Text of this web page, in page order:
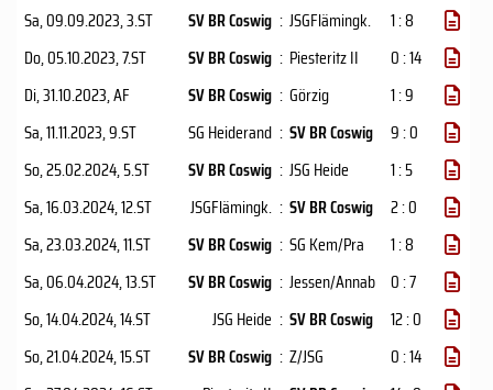
Sa, 09.09.2023, 3.ST SV BR Coswig : JSGFlämingk.
1 : 8
Do, 05.10.2023, 7.ST SV BR Coswig : Piesteritz II
0 : 14
Di, 31.10.2023, AF SV BR Coswig : Görzig
1 : 9
Sa, 11.11.2023, 9.ST SG Heiderand : SV BR Coswig
9 : 0
So, 25.02.2024, 5.ST SV BR Coswig : JSG Heide
1 : 5
Sa, 16.03.2024, 12.ST JSGFlämingk. : SV BR Coswig
2 : 0
Sa, 23.03.2024, 11.ST SV BR Coswig : SG Kem/Pra
1 : 8
Sa, 06.04.2024, 13.ST SV BR Coswig : Jessen/Annab 0 : 7
So, 14.04.2024, 14.ST JSG Heide : SV BR Coswig
12 : 0
So, 21.04.2024, 15.ST SV BR Coswig : Z/JSG
0 : 14